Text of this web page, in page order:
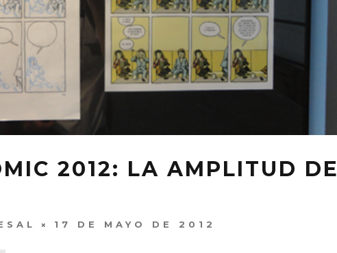
2012: LA AMPLITUD DE
17 DE MAYO DE 2012